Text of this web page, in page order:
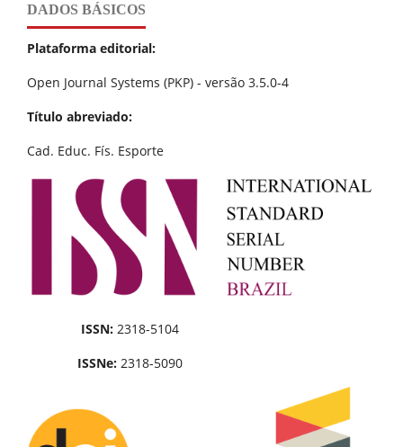
DADOS BÁSICOS
Plataforma editorial:
Open Journal Systems (PKP) - versão 3.5.0-4
Título abreviado:
Cad. Educ. Fís. Esporte
ISSN: 2318-5104
ISSNe: 2318-5090